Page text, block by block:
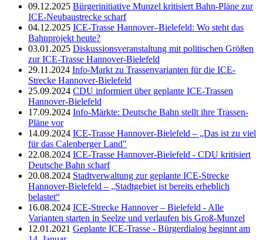
09.12.2025 Bürgerinitiative Munzel kritisiert Bahn-Pläne zur
ICE-Neubaustrecke scharf
04.12.2025 ICE-Trasse Hannover–Bielefeld: Wo steht das
Bahnprojekt heute?
03.01.2025 Diskussionsveranstaltung mit politischen Größen
zur ICE-Trasse Hannover-Bielefeld
29.11.2024 Info-Markt zu Trassenvarianten für die ICE-
Strecke Hannover-Bielefeld
25.09.2024 CDU informiert über geplante ICE-Trassen
Hannover-Bielefeld
17.09.2024 Info-Märkte: Deutsche Bahn stellt ihre Trassen-
Pläne vor
14.09.2024 ICE-Trasse Hannover-Bielefeld – „Das ist zu viel
für das Calenberger Land"
22.08.2024 ICE-Trasse Hannover-Bielefeld - CDU kritisiert
Deutsche Bahn scharf
20.08.2024 Stadtverwaltung zur geplante ICE-Strecke
Hannover-Bielefeld – „Stadtgebiet ist bereits erheblich
belastet“
16.08.2024 ICE-Strecke Hannover – Bielefeld - Alle
Varianten starten in Seelze und verlaufen bis Groß-Munzel
12.01.2021 Geplante ICE-Trasse - Bürgerdialog beginnt am